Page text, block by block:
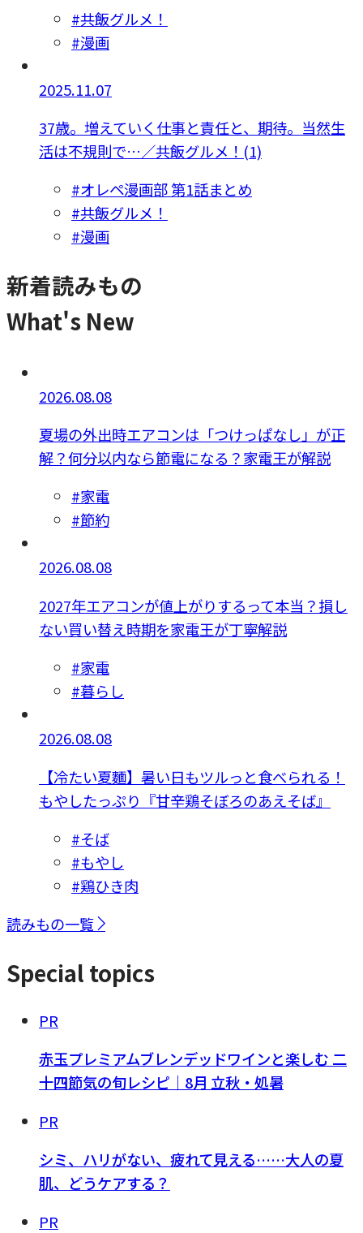
#共飯グルメ！
#漫画
2025.11.07
37歳。増えていく仕事と責任と、期待。当然生
活は不規則で…／共飯グルメ！(1)
#オレペ漫画部 第1話まとめ
#共飯グルメ！
#漫画
新着読みもの
What's New
2026.08.08
夏場の外出時エアコンは「つけっぱなし」が正
解？何分以内なら節電になる？家電王が解説
#家電
#節約
2026.08.08
2027年エアコンが値上がりするって本当？損し
ない買い替え時期を家電王が丁寧解説
#家電
#暮らし
2026.08.08
【冷たい夏麵】暑い日もツルっと食べられる！
もやしたっぷり『甘辛鶏そぼろのあえそば』
#そば
#もやし
#鶏ひき肉
読みもの一覧
Special topics
PR
赤玉プレミアムブレンデッドワインと楽しむ 二
十四節気の旬レシピ｜8月 立秋・処暑
PR
シミ、ハリがない、疲れて見える……大人の夏
肌、どうケアする？
PR